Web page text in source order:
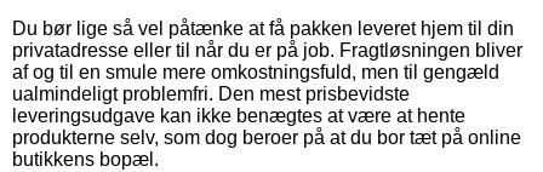
Du bør lige så vel påtænke at få pakken leveret hjem til din
privatadresse eller til når du er på job. Fragtløsningen bliver
af og til en smule mere omkostningsfuld, men til gengæld
ualmindeligt problemfri. Den mest prisbevidste
leveringsudgave kan ikke benægtes at være at hente
produkterne selv, som dog beroer på at du bor tæt på online
butikkens bopæl.